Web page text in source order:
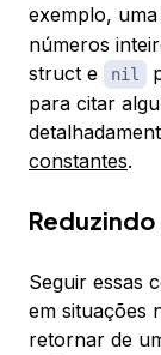
exemplo,
números
struct e
nil
para citar
constantes.
Seguir essas
em situações
retornar de